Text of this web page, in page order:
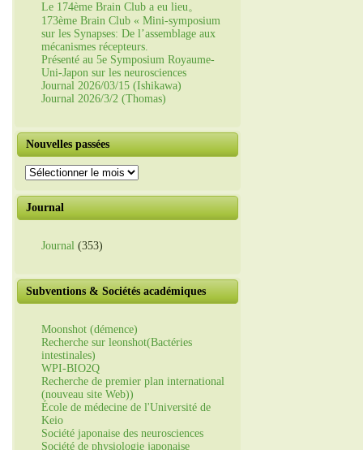
Le 174ème Brain Club a eu lieu。
173ème Brain Club « Mini-symposium
sur les Synapses: De l’assemblage aux
mécanismes récepteurs.
Présenté au 5e Symposium Royaume-
Uni-Japon sur les neurosciences
Journal 2026/03/15 (Ishikawa)
Journal 2026/3/2 (Thomas)
Nouvelles passées
Nouvelles
passées
Journal
Journal (353)
Subventions & Sociétés académiques
Moonshot (démence)
Recherche sur leonshot(Bactéries
intestinales)
WPI-BIO2Q
Recherche de premier plan international
(nouveau site Web))
École de médecine de l'Université de
Keio
Société japonaise des neurosciences
Société de physiologie japonaise